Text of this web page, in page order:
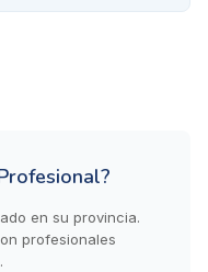
en su provincia.
profesionales